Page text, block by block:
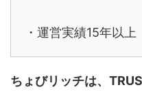
・運営実績15年以上
ちょびリッチは、